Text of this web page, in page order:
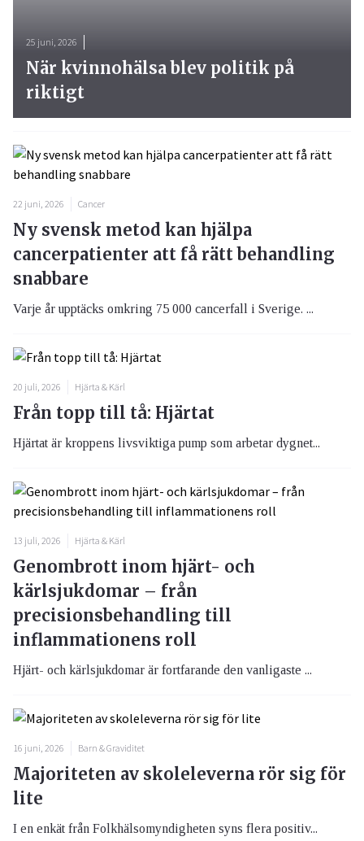
25 juni, 2026
När kvinnohälsa blev politik på
riktigt
22 juni, 2026 Cancer
Ny svensk metod kan hjälpa
cancerpatienter att få rätt behandling
snabbare
Varje år upptäcks omkring 75 000 cancerfall i Sverige. ...
20 juli, 2026 Hjärta & Kärl
Från topp till tå: Hjärtat
Hjärtat är kroppens livsviktiga pump som arbetar dygnet...
13 juli, 2026 Hjärta & Kärl
Genombrott inom hjärt- och
kärlsjukdomar – från
precisionsbehandling till
inflammationens roll
Hjärt- och kärlsjukdomar är fortfarande den vanligaste ...
16 juni, 2026 Barn & Graviditet
Majoriteten av skoleleverna rör sig för
lite
I en enkät från Folkhälsomyndigheten syns flera positiv...